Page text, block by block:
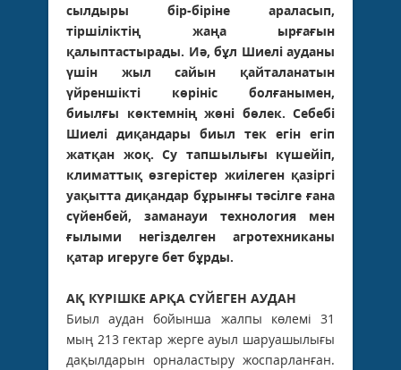
сылдыры бір-біріне араласып,
тіршіліктің жаңа ырғағын
қалыптастырады. Иә, бұл Шиелі ауданы
үшін жыл сайын қайталанатын
үйреншікті көрініс болғанымен,
биылғы көктемнің жөні бөлек. Себебі
Шиелі диқандары биыл тек егін егіп
жатқан жоқ. Су тапшылығы күшейіп,
климаттық өзгерістер жиілеген қазіргі
уақытта диқандар бұрынғы тәсілге ғана
сүйенбей, заманауи технология мен
ғылыми негізделген агротехниканы
қатар игеруге бет бұрды.
АҚ КҮРІШКЕ АРҚА СҮЙЕГЕН АУДАН
Биыл аудан бойынша жалпы көлемі 31
мың 213 гектар жерге ауыл шаруашылығы
дақылдарын орналастыру жоспарланған.